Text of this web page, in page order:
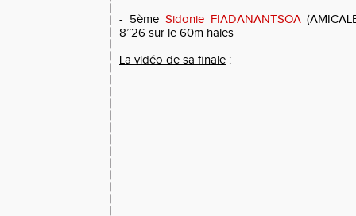
- 5ème Sidonie FIADANANTSOA
8’’26 sur le 60m haies
La vidéo de sa finale :